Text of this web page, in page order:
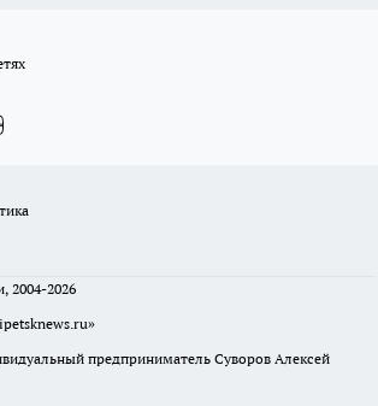
2004-2026
предприниматель Суворов Алексей